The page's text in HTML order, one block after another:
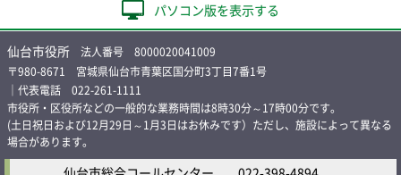
パソコン版を表示する
仙台市役所 法人番号 8000020041009
〒980-8671 宮城県仙台市青葉区国分町3丁目7番1号
｜代表電話 022-261-1111
市役所・区役所などの一般的な業務時間は8時30分～17時00分です。
(土日祝日および12月29日～1月3日はお休みです）ただし、施設によって異なる
場合があります。